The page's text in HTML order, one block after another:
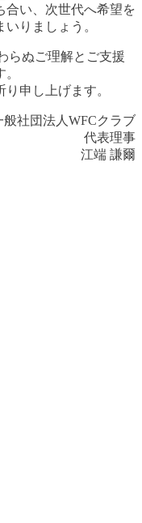
合い、次世代へ希望を
りましょう。
らぬご理解とご支援
申し上げます。
般社団法人WFCクラブ
代表理事
江端 謙爾